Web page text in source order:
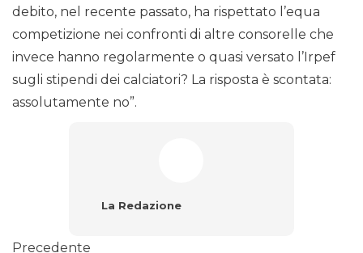
debito, nel recente passato, ha rispettato l’equa
competizione nei confronti di altre consorelle che
invece hanno regolarmente o quasi versato l’Irpef
sugli stipendi dei calciatori? La risposta è scontata:
assolutamente no”.
La Redazione
Precedente